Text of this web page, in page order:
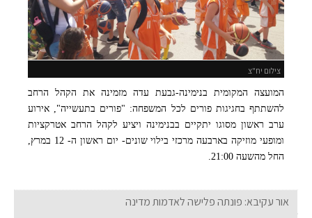
צילום יח"צ
המועצה המקומית בנימינה-גבעת עדה מזמינה את הקהל הרחב
להשתתף בחגיגות פורים לכל המשפחה: "פורים בתעשייה", אירוע
ערב ראשון מסוגו יתקיים בבנימינה ויציע לקהל הרחב אטרקציות
ומופעי מוזיקה בארבעה מרכזי בילוי שונים- יום ראשון ה- 12 במרץ,
החל מהשעה 21:00.
אור עקיבא: פונתה פלישה לאדמות מדינה